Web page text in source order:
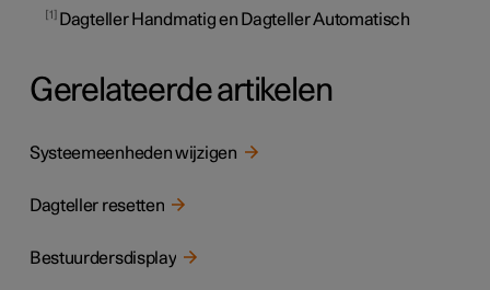
1 Dagteller Handmatig en Dagteller Automatisch
Gerelateerde artikelen
Systeemeenheden wijzigen
Dagteller resetten
Bestuurdersdisplay